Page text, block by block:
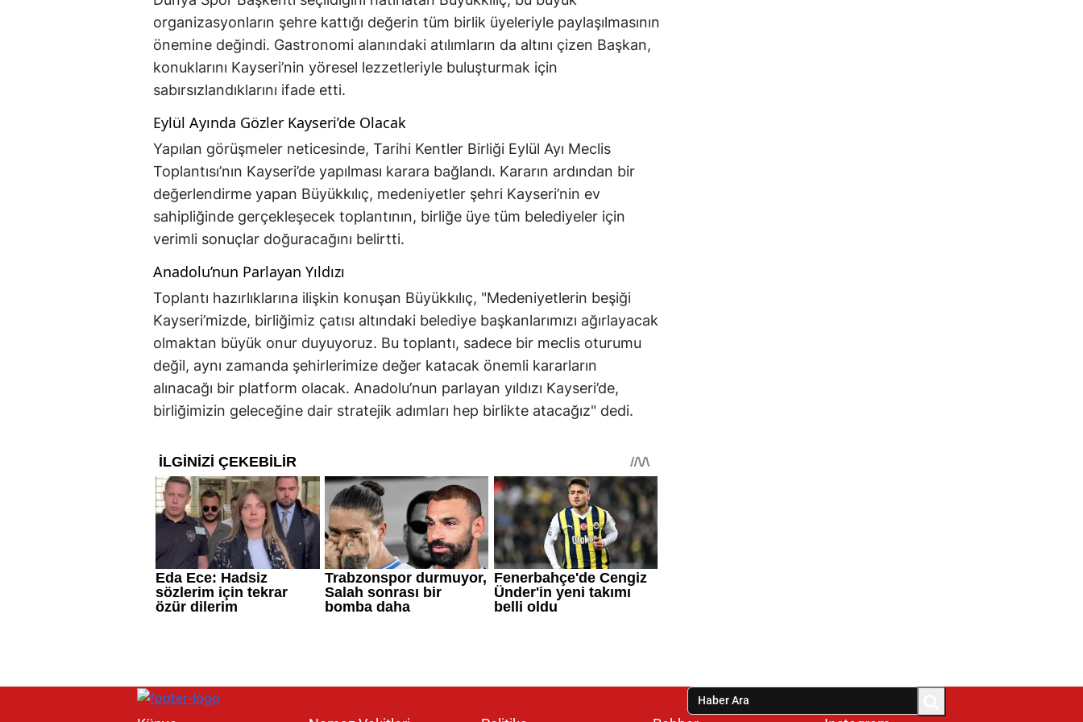
organizasyonların şehre kattığı değerin tüm birlik üyeleriyle paylaşılmasının
önemine değindi. Gastronomi alanındaki atılımların da altını çizen Başkan,
konuklarını Kayseri’nin yöresel lezzetleriyle buluşturmak için
sabırsızlandıklarını ifade etti.
Eylül Ayında Gözler Kayseri’de Olacak
Yapılan görüşmeler neticesinde, Tarihi Kentler Birliği Eylül Ayı Meclis
Toplantısı’nın Kayseri’de yapılması karara bağlandı. Kararın ardından bir
değerlendirme yapan Büyükkılıç, medeniyetler şehri Kayseri’nin ev
sahipliğinde gerçekleşecek toplantının, birliğe üye tüm belediyeler için
verimli sonuçlar doğuracağını belirtti.
Anadolu’nun Parlayan Yıldızı
Toplantı hazırlıklarına ilişkin konuşan Büyükkılıç, "Medeniyetlerin beşiği
Kayseri’mizde, birliğimiz çatısı altındaki belediye başkanlarımızı ağırlayacak
olmaktan büyük onur duyuyoruz. Bu toplantı, sadece bir meclis oturumu
değil, aynı zamanda şehirlerimize değer katacak önemli kararların
alınacağı bir platform olacak. Anadolu’nun parlayan yıldızı Kayseri’de,
birliğimizin geleceğine dair stratejik adımları hep birlikte atacağız" dedi.